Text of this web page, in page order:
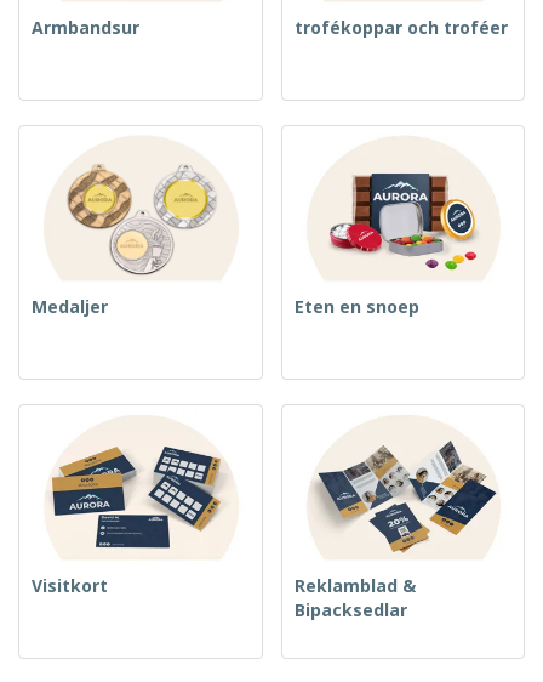
Armbandsur trofékoppar och troféer
Medaljer Eten en snoep
Visitkort
Reklamblad &
Bipacksedlar